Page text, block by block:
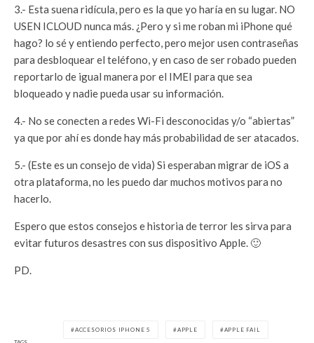
3.- Esta suena ridícula, pero es la que yo haría en su lugar. NO
USEN ICLOUD nunca más. ¿Pero y si me roban mi iPhone qué
hago? lo sé y entiendo perfecto, pero mejor usen contraseñas
para desbloquear el teléfono, y en caso de ser robado pueden
reportarlo de igual manera por el IMEI para que sea
bloqueado y nadie pueda usar su información.
4.- No se conecten a redes Wi-Fi desconocidas y/o “abiertas”
ya que por ahí es donde hay más probabilidad de ser atacados.
5.- (Este es un consejo de vida) Si esperaban migrar de iOS a
otra plataforma, no les puedo dar muchos motivos para no
hacerlo.
Espero que estos consejos e historia de terror les sirva para
evitar futuros desastres con sus dispositivo Apple. 🙂
PD.
ACCESORIOS IPHONE 5 APPLE APPLE FAIL